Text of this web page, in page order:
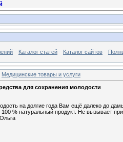
Каталог статей Каталог сайтов
Медицинские товары и услуги
для сохранения молодости
на долгие года Вам ещё далеко до
100 % натуральный продукт. Не вызывает